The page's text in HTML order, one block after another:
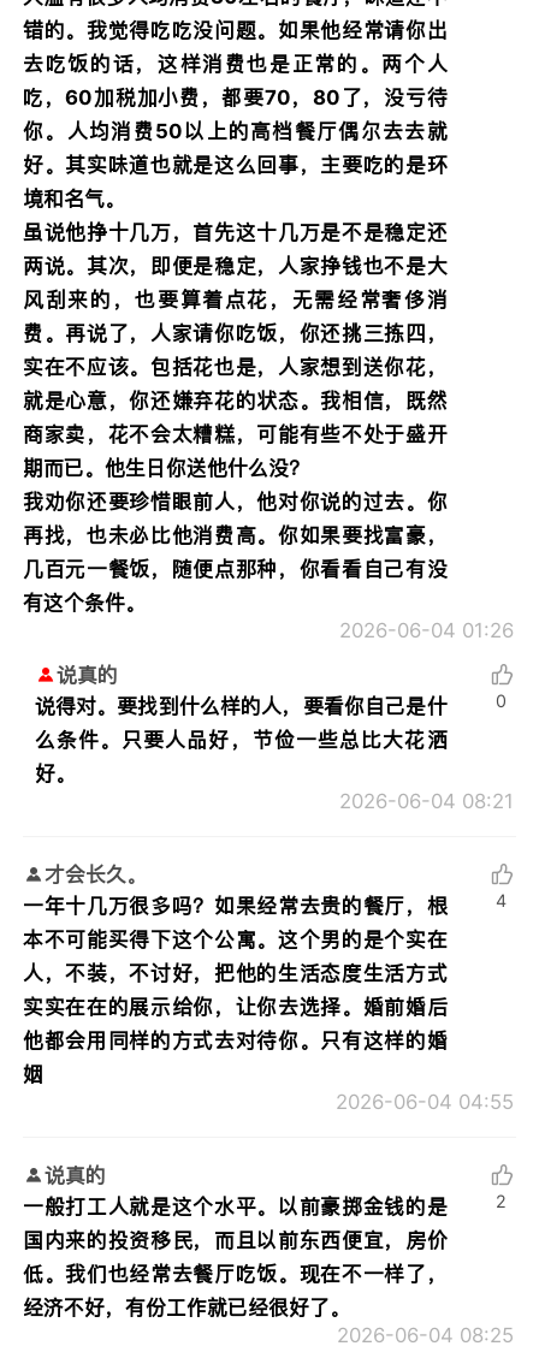
错的。我觉得吃吃没问题。如果他经常请你出
去吃饭的话，这样消费也是正常的。两个人
吃，60加税加小费，都要70，80了，没亏待
你。人均消费50以上的高档餐厅偶尔去去就
好。其实味道也就是这么回事，主要吃的是环
境和名气。
虽说他挣十几万，首先这十几万是不是稳定还
两说。其次，即便是稳定，人家挣钱也不是大
风刮来的，也要算着点花，无需经常奢侈消
费。再说了，人家请你吃饭，你还挑三拣四，
实在不应该。包括花也是，人家想到送你花，
就是心意，你还嫌弃花的状态。我相信，既然
商家卖，花不会太糟糕，可能有些不处于盛开
期而已。他生日你送他什么没？
我劝你还要珍惜眼前人，他对你说的过去。你
再找，也未必比他消费高。你如果要找富豪，
几百元一餐饭，随便点那种，你看看自己有没
有这个条件。
2026-06-04 01:26
说真的
说得对。要找到什么样的人，要看你自己是什
么条件。只要人品好，节俭一些总比大花洒
好。
2026-06-04 08:21
0
才会长久。
一年十几万很多吗？如果经常去贵的餐厅，根
本不可能买得下这个公寓。这个男的是个实在
人，不装，不讨好，把他的生活态度生活方式
实实在在的展示给你，让你去选择。婚前婚后
他都会用同样的方式去对待你。只有这样的婚
姻
2026-06-04 04:55
4
说真的
一般打工人就是这个水平。以前豪掷金钱的是
国内来的投资移民，而且以前东西便宜，房价
低。我们也经常去餐厅吃饭。现在不一样了，
经济不好，有份工作就已经很好了。
2026-06-04 08:25
2